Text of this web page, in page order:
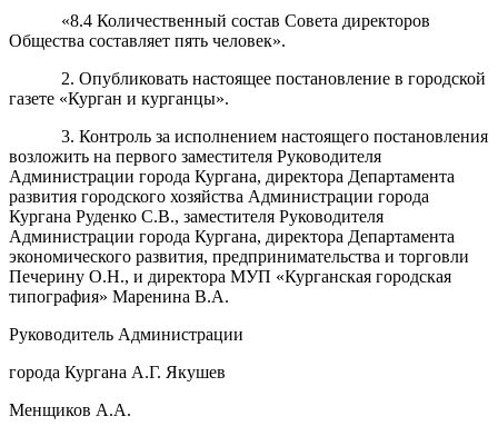
«8.4 Количественный состав Совета директоров
Общества составляет пять человек».
2. Опубликовать настоящее постановление в городской
газете «Курган и курганцы».
3. Контроль за исполнением настоящего постановления
возложить на первого заместителя Руководителя
Администрации города Кургана, директора Департамента
развития городского хозяйства Администрации города
Кургана Руденко С.В., заместителя Руководителя
Администрации города Кургана, директора Департамента
экономического развития, предпринимательства и торговли
Печерину О.Н., и директора МУП «Курганская городская
типография» Маренина В.А.
Руководитель Администрации
города Кургана А.Г. Якушев
Менщиков А.А.